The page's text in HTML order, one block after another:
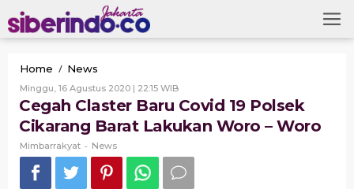
to
content
Home / News
Claster
Baru
Covid
19
Cikarang
Barat
Lakukan
Minggu, 16 Agustus 2020 | 22:15 WIBOleh
Mimbarrakyat
Cegah Claster Baru Covid 19 Polsek
Cikarang Barat Lakukan Woro – Woro
Mimbarrakyat - News